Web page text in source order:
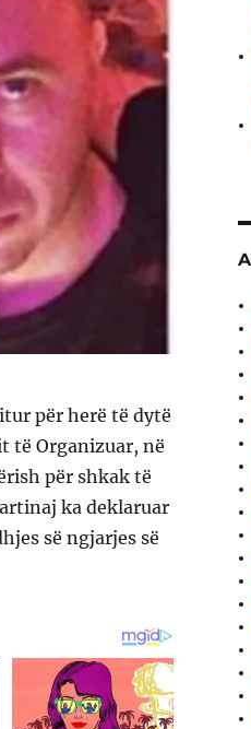
për herë të dytë
të Organizuar, në
për shkak të
ka deklaruar
së ngjarjes së